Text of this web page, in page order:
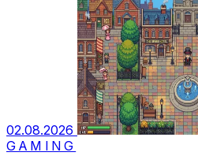
02.08.2026
GAMING